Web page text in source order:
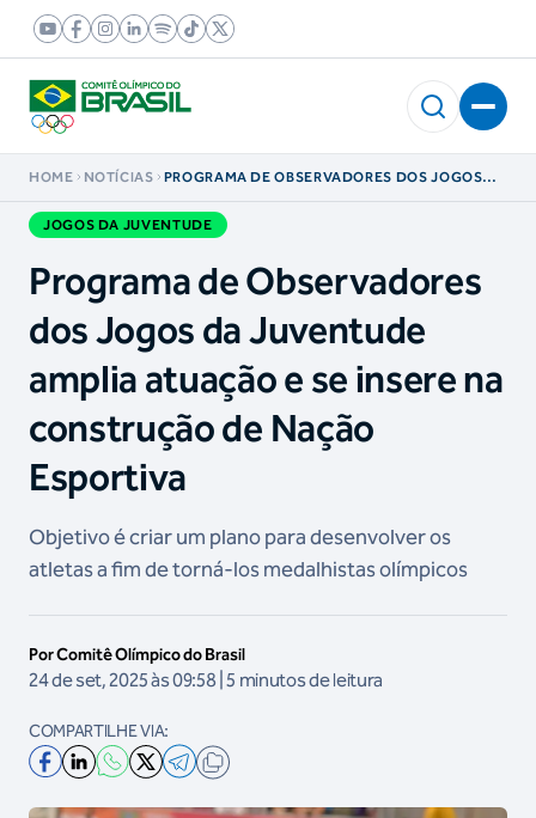
HOME NOTÍCIAS
PROGRAMA DE OBSERVADORES DOS JOGOS
NA CONSTRUÇÃO DE NAÇÃO ESPORTIVA
JOGOS DA JUVENTUDE
Programa de Observadores
dos Jogos da Juventude
amplia atuação e se insere na
construção de Nação
Esportiva
Objetivo é criar um plano para desenvolver os
atletas a fim de torná-los medalhistas olímpicos
Por Comitê Olímpico do Brasil
24 de set, 2025 às 09:58 | 5 minutos de leitura
COMPARTILHE VIA: